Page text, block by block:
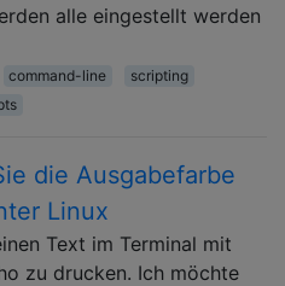
alle eingestellt werden
command-line
scripting
die Ausgabefarbe
Linux
Text im Terminal mit
zu drucken. Ich möchte